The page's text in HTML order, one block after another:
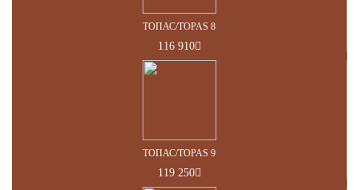
ТОПАС/TOPAS 8
116 910
ТОПАС/TOPAS 9
119 250